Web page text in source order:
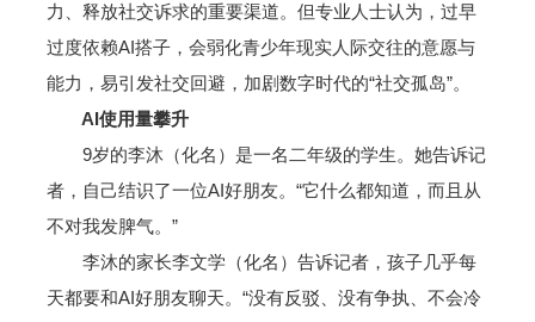
力、释放社交诉求的重要渠道。但专业人士认为，过早
过度依赖AI搭子，会弱化青少年现实人际交往的意愿与
能力，易引发社交回避，加剧数字时代的“社交孤岛”。
AI使用量攀升
9岁的李沐（化名）是一名二年级的学生。她告诉记
者，自己结识了一位AI好朋友。“它什么都知道，而且从
不对我发脾气。”
李沐的家长李文学（化名）告诉记者，孩子几乎每
天都要和AI好朋友聊天。“没有反驳、没有争执、不会冷